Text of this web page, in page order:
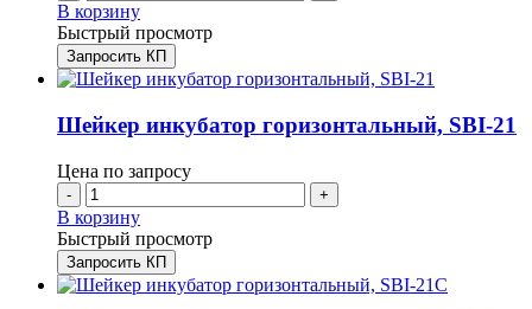
В корзину
Быстрый просмотр
Запросить КП
Шейкер инкубатор горизонтальный, SBI-21
Цена по запросу
- +
В корзину
Быстрый просмотр
Запросить КП